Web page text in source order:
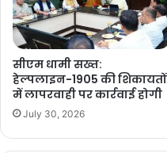
सीएम धामी सख्त:
हेल्पलाइन-1905 की शिकायतों
में लापरवाही पर कार्रवाई होगी
July 30, 2026